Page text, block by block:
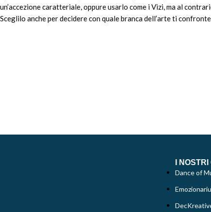
un’accezione caratteriale, oppure usarlo come i Vizi, ma al
Sceglilo anche per decidere con quale branca dell’arte ti
I NOSTRI
Dance of